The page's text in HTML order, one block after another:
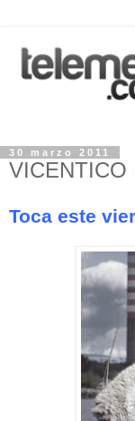
30 marzo 2011
VICENTICO
Toca este